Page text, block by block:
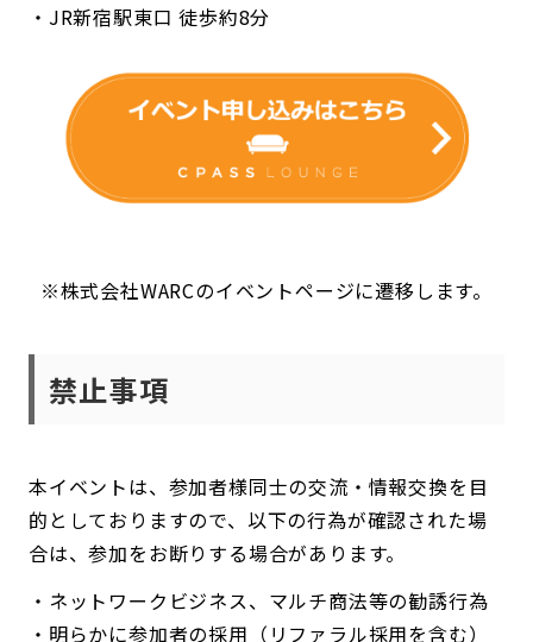
・JR新宿駅東口 徒歩約8分
※株式会社WARCのイベントページに遷移します。
禁止事項
本イベントは、参加者様同士の交流・情報交換を目
的としておりますので、以下の行為が確認された場
合は、参加をお断りする場合があります。
・ネットワークビジネス、マルチ商法等の勧誘行為
・明らかに参加者の採用（リファラル採用を含む）